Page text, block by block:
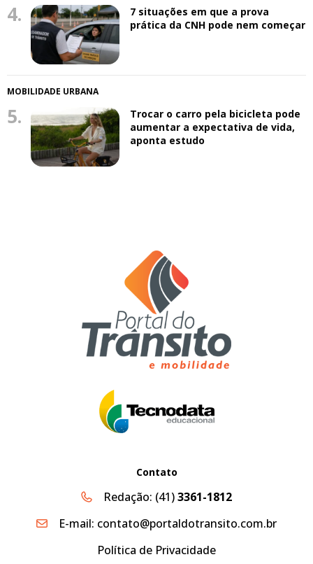
4.
7 situações em que a prova
prática da CNH pode nem começar
MOBILIDADE URBANA
5.
Trocar o carro pela bicicleta pode
aumentar a expectativa de vida,
aponta estudo
Contato
Redação: (41)3361-1812
E-mail: contato@portaldotransito.com.br
Política de Privacidade